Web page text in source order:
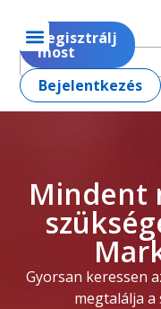
Regisztrálj
most
Bejelentkezés
Mindent
Gyorsan keressen
megtalálja